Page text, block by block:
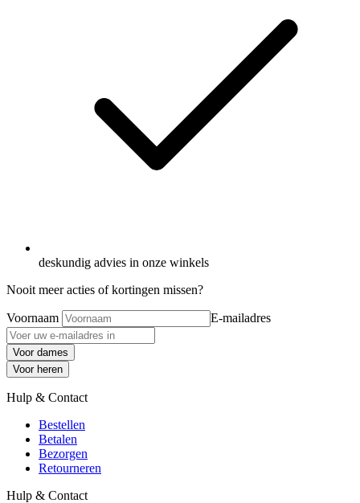
deskundig advies in onze winkels
Nooit meer acties of kortingen missen?
Voornaam E-mailadres
Voor dames
Voor heren
Hulp & Contact
Bestellen
Betalen
Bezorgen
Retourneren
Hulp & Contact